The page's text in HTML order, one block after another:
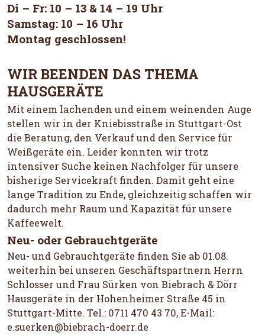
Di – Fr: 10 – 13 & 14 – 19 Uhr
Samstag: 10 – 16 Uhr
Montag geschlossen!
WIR BEENDEN DAS THEMA
HAUSGERÄTE
Mit einem lachenden und einem weinenden Auge
stellen wir in der Kniebisstraße in Stuttgart-Ost
die Beratung, den Verkauf und den Service für
Weißgeräte ein. Leider konnten wir trotz
intensiver Suche keinen Nachfolger für unsere
bisherige Servicekraft finden. Damit geht eine
lange Tradition zu Ende, gleichzeitig schaffen wir
dadurch mehr Raum und Kapazität für unsere
Kaffeewelt.
Neu- oder Gebrauchtgeräte
Neu- und Gebrauchtgeräte finden Sie ab 01.08.
weiterhin bei unseren Geschäftspartnern Herrn
Schlosser und Frau Sürken von Biebrach & Dörr
Hausgeräte in der Hohenheimer Straße 45 in
Stuttgart-Mitte. Tel.: 0711 470 43 70, E-Mail:
e.suerken@biebrach-doerr.de